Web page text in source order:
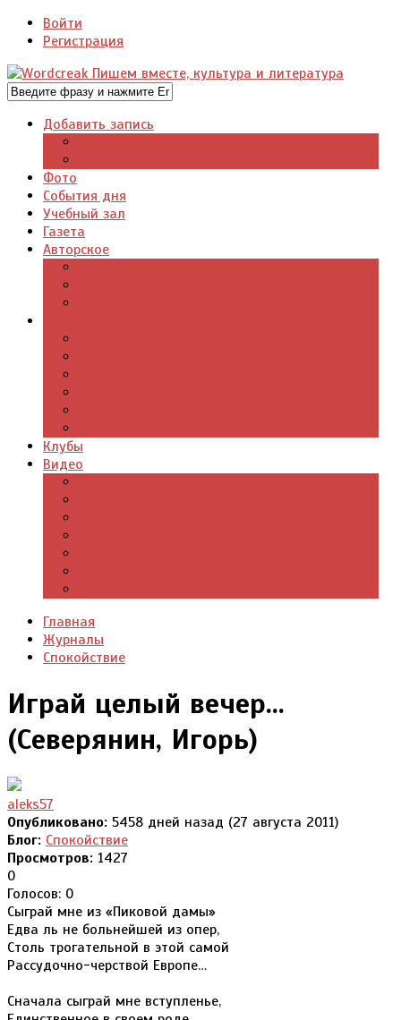
Войти
Регистрация
Добавить запись
Фото
События дня
Учебный зал
Газета
Авторское
Клубы
Видео
Главная
Журналы
Спокойствие
Играй целый вечер...
(Северянин, Игорь)
aleks57
Опубликовано: 5458 дней назад (27 августа 2011)
Блог: Спокойствие
Просмотров: 1427
0
Голосов: 0
Сыграй мне из «Пиковой дамы»
Едва ль не больнейшей из опер,
Столь трогательной в этой самой
Рассудочно-черствой Европе…
Сначала сыграй мне вступленье,